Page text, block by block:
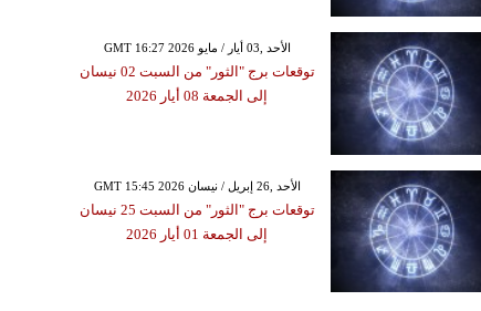
GMT 16:27 2026 الأحد ,03 أيار / مايو
توقعات برج "الثور" من السبت 02 نيسان
إلى الجمعة 08 أيار 2026
GMT 15:45 2026 الأحد ,26 إبريل / نيسان
توقعات برج "الثور" من السبت 25 نيسان
إلى الجمعة 01 أيار 2026